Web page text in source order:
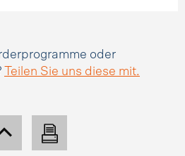
oder
Teilen Sie uns diese mit.